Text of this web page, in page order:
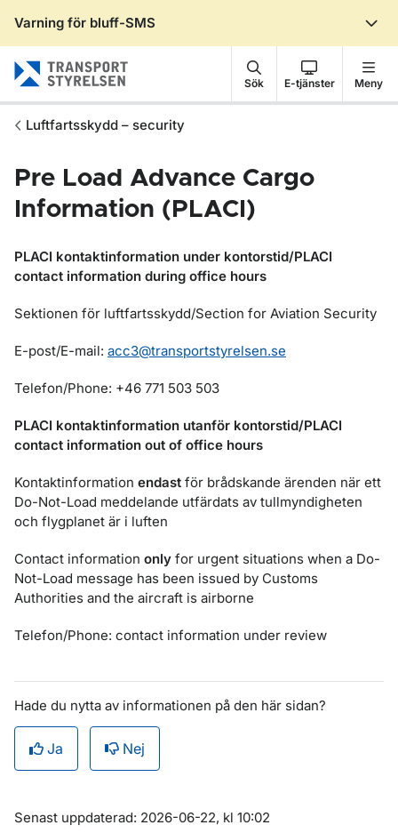
Varning för bluff-SMS
Sök E-tjänster Meny
Luftfartsskydd – security
Pre Load Advance Cargo
Information (PLACI)
PLACI kontaktinformation under kontorstid/PLACI
contact information during office hours
Sektionen för luftfartsskydd/Section for Aviation Security
E-post/E-mail: acc3@transportstyrelsen.se
Telefon/Phone: +46 771 503 503
PLACI kontaktinformation utanför kontorstid/PLACI
contact information out of office hours
Kontaktinformation endast för brådskande ärenden när ett
Do-Not-Load meddelande utfärdats av tullmyndigheten
och flygplanet är i luften
Contact information only for urgent situations when a Do-
Not-Load message has been issued by Customs
Authorities and the aircraft is airborne
Telefon/Phone: contact information under review
Hade du nytta av informationen på den här sidan?
Ja Nej
Om sidan
Senast uppdaterad: 2026-06-22, kl 10:02